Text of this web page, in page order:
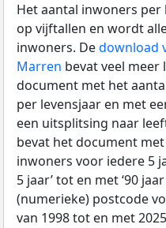
Het aantal inwoners
op vijftallen en wordt
inwoners. Dedownload
Marren bevat veel meer
document met het
per levensjaar en met
een uitsplitsing naar
bevat het document
inwoners voor iedere 5
5 jaar’ tot en met ‘90
(numerieke) postcode
van 1998 tot en met